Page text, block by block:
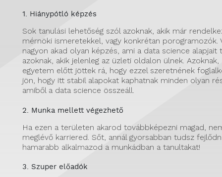
1. Hiánypótló képzés
Sok tanulási lehetőség szól azoknak, akik már
mérnöki ismeretekkel, vagy konkrétan porogramozók.
nagyon akad olyan képzés, ami a data science alapjait
azoknak, akik jelenleg az üzleti oldalon ülnek. Azoknak,
egyetem előtt jöttek rá, hogy ezzel szeretnének
jön, hogy itt stabil alapokat kaphatnak minden olyan
amiből a data science összeáll.
2. Munka mellett végezhető
Ha ezen a területen akarod továbbképezni magad,
meglévő karriered. Sőt, annál gyorsabban tudsz
hamarabb alkalmazod a munkádban a tanultakat!
3. Szuper előadók